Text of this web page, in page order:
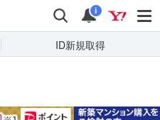
検索 通知
i
ID新規取得
キーワードで
質問を探す